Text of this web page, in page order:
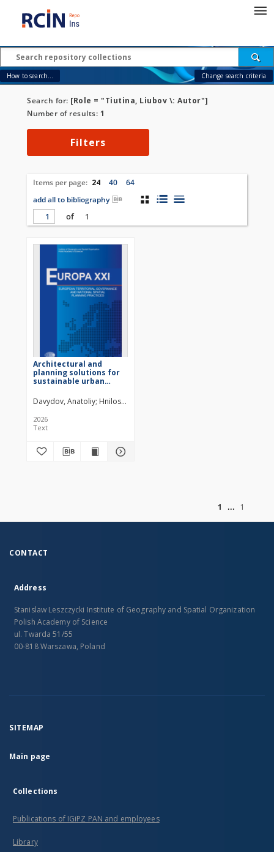
How to search... Change search criteria
Search for: [Role = "Tiutina, Liubov \: Autor"]
Number of results: 1
Filters
Items per page: 24 40
64
add all to bibliography
of
1
Architectural and
planning solutions for
sustainable urban
Davydov, Anatoliy Hniloskurenko, Mariia
2026
Text
1
1
CONTACT
Address
Stanislaw Leszczycki Institute of Geography and Spatial Organization
Polish Academy of Science
ul. Twarda 51/55
00-818 Warszawa, Poland
SITEMAP
Main page
Collections
Publications of IGiPZ PAN and employees
Library